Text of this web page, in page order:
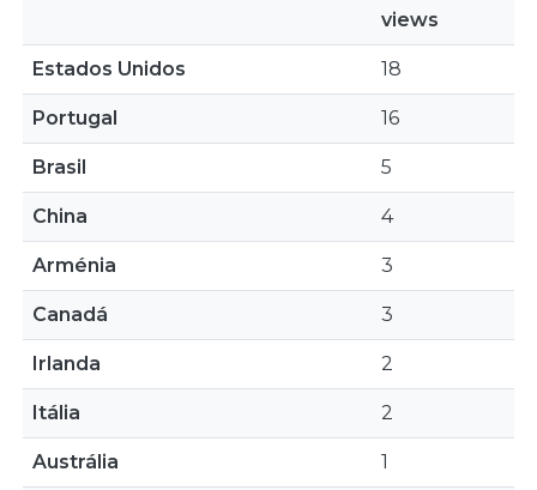
views
Estados Unidos 18
Portugal 16
Brasil 5
China 4
Arménia 3
Canadá 3
Irlanda 2
Itália 2
Austrália 1